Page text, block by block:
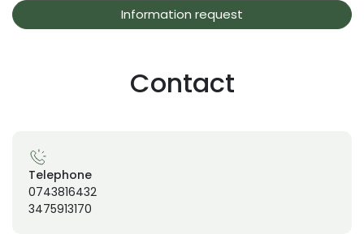
Information request
Contact
Telephone
0743816432
3475913170